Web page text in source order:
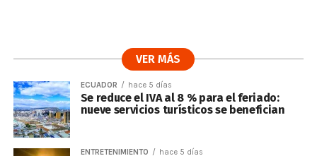
VER MÁS
ECUADOR hace 5 días
Se reduce el IVA al 8 % para el feriado:
nueve servicios turísticos se benefician
ENTRETENIMIENTO hace 5 días